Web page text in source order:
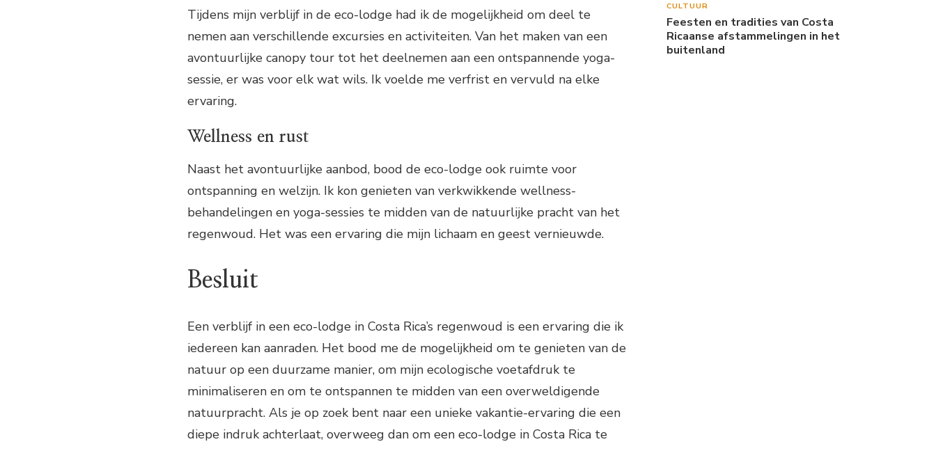
Tijdens mijn verblijf in de eco-lodge had ik de mogelijkheid om deel te
nemen aan verschillende excursies en activiteiten. Van het maken van een
avontuurlijke canopy tour tot het deelnemen aan een ontspannende yoga-
sessie, er was voor elk wat wils. Ik voelde me verfrist en vervuld na elke
ervaring.
Wellness en rust
Naast het avontuurlijke aanbod, bood de eco-lodge ook ruimte voor
ontspanning en welzijn. Ik kon genieten van verkwikkende wellness-
behandelingen en yoga-sessies te midden van de natuurlijke pracht van het
regenwoud. Het was een ervaring die mijn lichaam en geest vernieuwde.
Besluit
Een verblijf in een eco-lodge in Costa Rica’s regenwoud is een ervaring die ik
iedereen kan aanraden. Het bood me de mogelijkheid om te genieten van de
natuur op een duurzame manier, om mijn ecologische voetafdruk te
minimaliseren en om te ontspannen te midden van een overweldigende
natuurpracht. Als je op zoek bent naar een unieke vakantie-ervaring die een
diepe indruk achterlaat, overweeg dan om een eco-lodge in Costa Rica te
CULTUUR
Feesten en tradities van Costa
Ricaanse afstammelingen in het
buitenland